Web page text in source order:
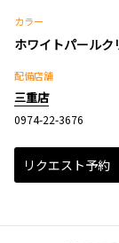
カラー
ホワイトパール
配備店舗
三重店
0974-22-3676
リクエスト予約